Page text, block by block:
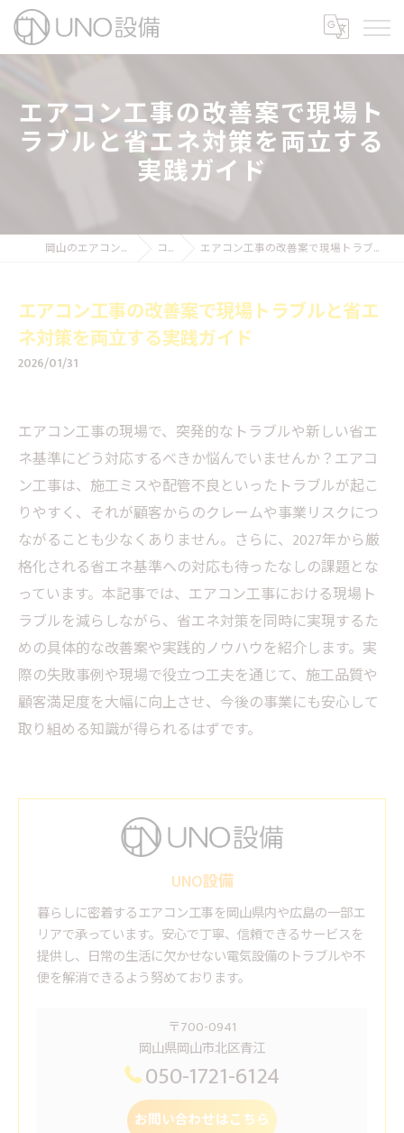
エアコン工事の改善案で現場ト
ラブルと省エネ対策を両立する
実践ガイド
岡山のエアコン工事ならUNO設備 コラム エアコン工事の改善案で現場トラブルと省エネ対策を両立する実践ガイド
エアコン工事の改善案で現場トラブルと省エ
ネ対策を両立する実践ガイド
2026/01/31
エアコン工事の現場で、突発的なトラブルや新しい省エ
ネ基準にどう対応するべきか悩んでいませんか？エアコ
ン工事は、施工ミスや配管不良といったトラブルが起こ
りやすく、それが顧客からのクレームや事業リスクにつ
ながることも少なくありません。さらに、2027年から厳
格化される省エネ基準への対応も待ったなしの課題とな
っています。本記事では、エアコン工事における現場ト
ラブルを減らしながら、省エネ対策を同時に実現するた
めの具体的な改善案や実践的ノウハウを紹介します。実
際の失敗事例や現場で役立つ工夫を通じて、施工品質や
顧客満足度を大幅に向上させ、今後の事業にも安心して
取り組める知識が得られるはずです。
UNO設備
暮らしに密着するエアコン工事を岡山県内や広島の一部エ
リアで承っています。安心で丁寧、信頼できるサービスを
提供し、日常の生活に欠かせない電気設備のトラブルや不
便を解消できるよう努めております。
〒700-0941
岡山県岡山市北区青江
050-1721-6124
お問い合わせはこちら